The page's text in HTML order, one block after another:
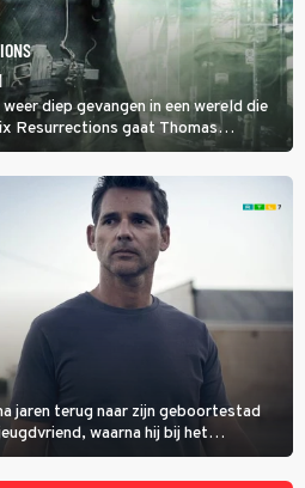
diep gevangen in een wereld die
Resurrections gaat Thomas
te ontsnappen.
jaren terug naar zijn geboortestad
waarna hij bij het
een verband begint te vermoeden